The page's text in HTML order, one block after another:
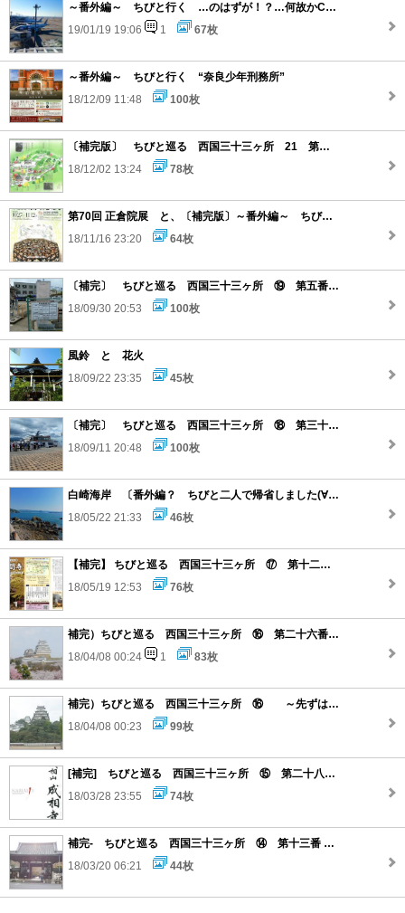
～番外編～ ちびと行く …のはずが！？…何故かCentrair…
19/01/19 19:06
1 67枚
～番外編～ ちびと行く “奈良少年刑務所”
18/12/09 11:48
100枚
〔補完版〕 ちびと巡る 西国三十三ヶ所 21 第二十五番 札所 と 番外
18/12/02 13:24
78枚
第70回 正倉院展 と、〔補完版〕～番外編～ ちびと巡る 奈良若草山
18/11/16 23:20
64枚
〔補完〕 ちびと巡る 西国三十三ヶ所 ⑲ 第五番 札所 と ⑳ 第四番 札所
18/09/30 20:53
100枚
風鈴 と 花火
18/09/22 23:35
45枚
〔補完〕 ちびと巡る 西国三十三ヶ所 ⑱ 第三十番 札所 と 彦根城
18/09/11 20:48
100枚
白崎海岸 〔番外編？ ちびと二人で帰省しました(∀`*)ゞ 〕より
18/05/22 21:33
46枚
【補完】 ちびと巡る 西国三十三ヶ所 ⑰ 第十二番 札所 と 第十四番 札所
18/05/19 12:53
76枚
補完）ちびと巡る 西国三十三ヶ所 ⑯ 第二十六番 札所 と 第二十七番 札所
18/04/08 00:24
1 83枚
補完）ちびと巡る 西国三十三ヶ所 ⑯ ～先ずは姫路城から～
18/04/08 00:23
99枚
[補完] ちびと巡る 西国三十三ヶ所 ⑮ 第二十八番 札所 と 第二十九番 札所
18/03/28 23:55
74枚
補完- ちびと巡る 西国三十三ヶ所 ⑭ 第十三番 札所
18/03/20 06:21
44枚